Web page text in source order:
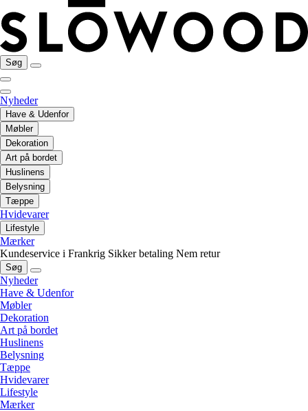
Søg
Nyheder
Have & Udenfor
Møbler
Dekoration
Art på bordet
Huslinens
Belysning
Tæppe
Hvidevarer
Lifestyle
Mærker
Kundeservice i Frankrig Sikker betaling Nem retur
Søg
Nyheder
Have & Udenfor
Møbler
Dekoration
Art på bordet
Huslinens
Belysning
Tæppe
Hvidevarer
Lifestyle
Mærker